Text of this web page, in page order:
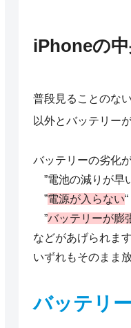
iPhoneの中
普段見ることのない
以外とバッテリー
バッテリーの劣化
”電池の減りが早
”電源が入らない“
”バッテリーが膨
などがあげられます
いずれもそのまま
バッテリ